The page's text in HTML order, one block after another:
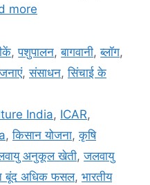
more
,पशुपालन,बागवानी,ब्लॉग,
,संसाधन,सिंचाई के
India, ICAR,
,किसान योजना,कृषि
अनुकूल खेती,जलवायु
बूंद अधिक फसल, भारतीय